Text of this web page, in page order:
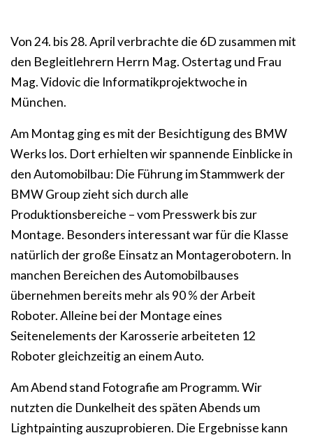
Von 24. bis 28. April verbrachte die 6D zusammen mit
den Begleitlehrern Herrn Mag. Ostertag und Frau
Mag. Vidovic die Informatikprojektwoche in
München.
Am Montag ging es mit der Besichtigung des BMW
Werks los. Dort erhielten wir spannende Einblicke in
den Automobilbau: Die Führung im Stammwerk der
BMW Group zieht sich durch alle
Produktionsbereiche – vom Presswerk bis zur
Montage. Besonders interessant war für die Klasse
natürlich der große Einsatz an Montagerobotern. In
manchen Bereichen des Automobilbauses
übernehmen bereits mehr als 90 % der Arbeit
Roboter. Alleine bei der Montage eines
Seitenelements der Karosserie arbeiteten 12
Roboter gleichzeitig an einem Auto.
Am Abend stand Fotografie am Programm. Wir
nutzten die Dunkelheit des späten Abends um
Lightpainting auszuprobieren. Die Ergebnisse kann